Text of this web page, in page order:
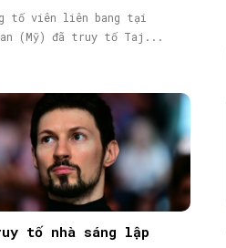
tố viên liên bang tại
(Mỹ) đã truy tố Taj...
tố nhà sáng lập